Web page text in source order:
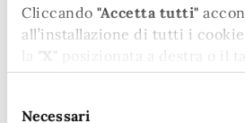
Cliccando "Accetta tutti"
all’installazione di tutti i
"X" posizionata a destra o il
chiudi il banner e continui la
delNecessari
Aggiungi al calendario